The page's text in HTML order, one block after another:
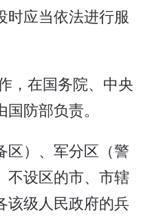
时应当依法进行服
，在国务院、中央
防部负责。
区）、军分区（警
不设区的市、市辖
该级人民政府的兵